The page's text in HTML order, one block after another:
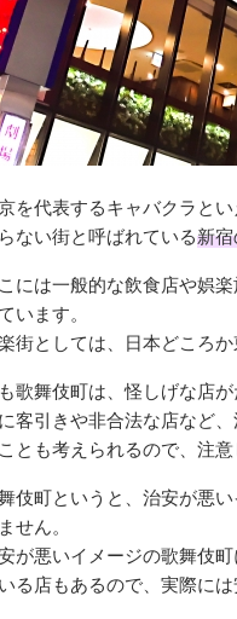
を代表するキャバクラと
ない街と呼ばれている新
には一般的な飲食店や娯
います。
街としては、日本どころ
歌舞伎町は、怪しげな店
客引きや非合法な店など
とも考えられるので、注意
伎町というと、治安が悪
せん。
が悪いイメージの歌舞伎
る店もあるので、実際に